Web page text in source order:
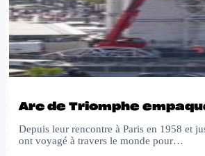
Arc de Triomphe
Depuis leur rencontre à Paris en 1958 et
ont voyagé à travers le monde pour…